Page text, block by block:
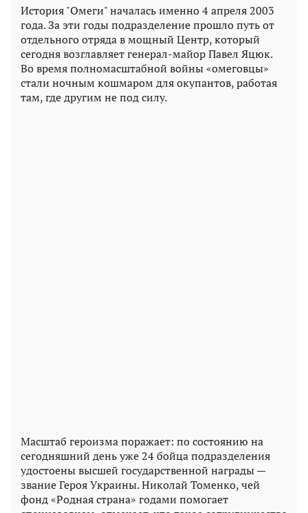
История "Омеги" началась именно 4 апреля 2003
года. За эти годы подразделение прошло путь от
отдельного отряда в мощный Центр, который
сегодня возглавляет генерал-майор Павел Яцюк.
Во время полномасштабной войны «омеговцы»
стали ночным кошмаром для окупантов, работая
там, где другим не под силу.
Масштаб героизма поражает: по состоянию на
сегодняшний день уже 24 бойца подразделения
удостоены высшей государственной награды —
звание Героя Украины. Николай Томенко, чей
фонд «Родная страна» годами помогает